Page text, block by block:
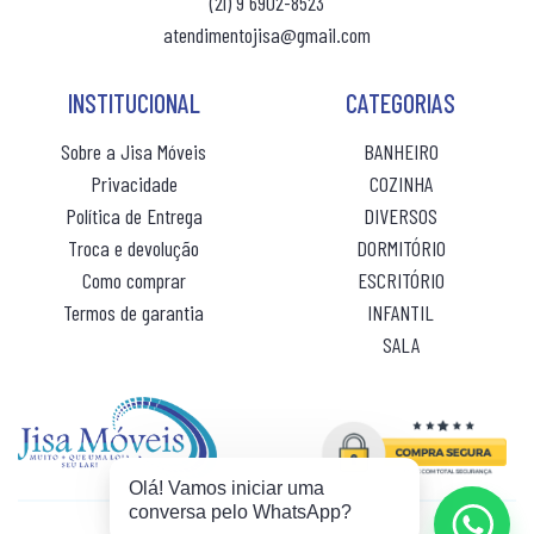
PANELEIRO AÇO
PRATO GIRATÓRIO
TORRE QUENTE
CAMA BOX SOLTEIRO
CAMA CASAL
CAMA QUEEN
CAMA SOLTEIRO
COLCHÃO BABY
COLCHÃO CASAL
COLCHÃO INFANTIL
COLCHÃO KING MOLAS
COLCHÂO QUEEN
sem juros
atendimentojisa@gmail.com
INSTITUCIONAL
Sobre a Jisa Móveis
Privacidade
Política de Entrega
Troca e devolução
Como comprar
Termos de garantia
CATEGORIAS
BANHEIRO
COZINHA
DIVERSOS
DORMITÓRIO
ESCRITÓRIO
INFANTIL
SALA
Olá! Vamos iniciar uma
conversa pelo WhatsApp?